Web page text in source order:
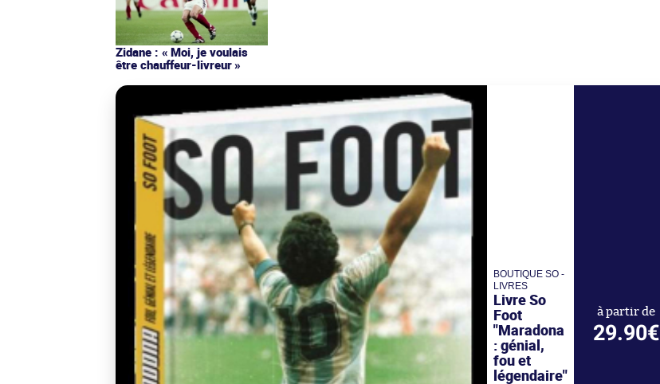
Zidane : « Moi, je voulais
être chauffeur-livreur »
BOUTIQUE SO -
LIVRES
Livre So
Foot
"Maradona
: génial,
fou et
légendaire"
à partir de
29.90€